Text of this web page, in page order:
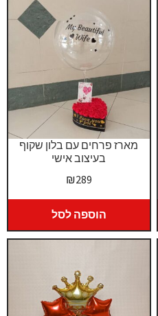
מארז פרחים עם בלון שקוף
בעיצוב אישי
₪289
הוספה לסל